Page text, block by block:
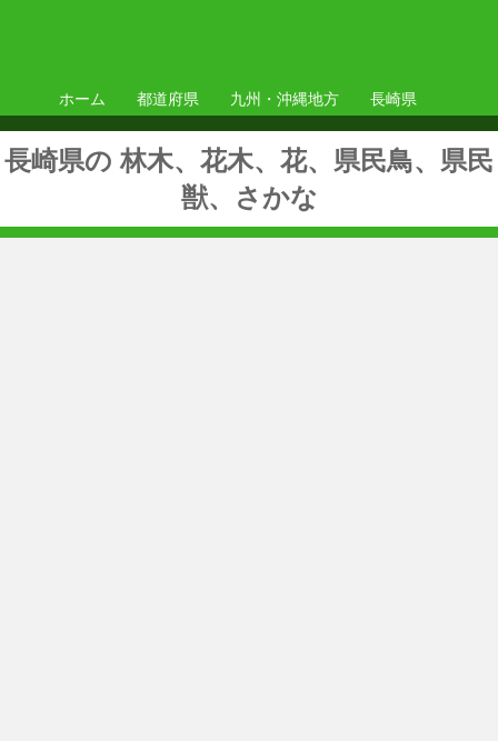
ホーム 都道府県 九州・沖縄地方 長崎県
長崎県の 林木、花木、花、県民鳥、県民
獣、さかな